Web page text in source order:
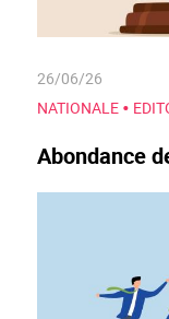
26/06/26
NATIONALE •
Abondance